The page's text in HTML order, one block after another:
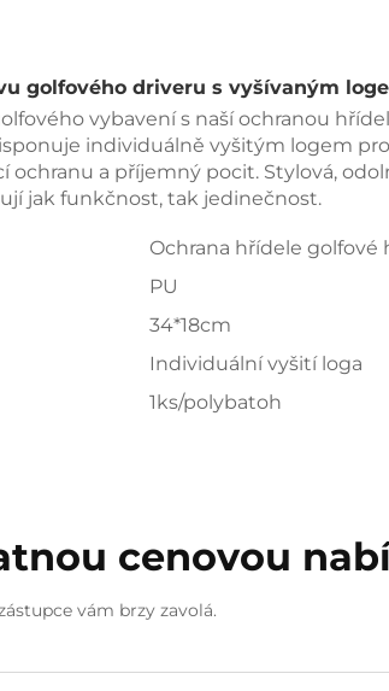
golfového driveru s vyšívaným
vybavení s naší ochranou
individuálně vyšitým logem
ochranu a příjemný pocit. Stylová,
jak funkčnost, tak jedinečnost.
Ochrana hřídele golfové
PU
34*18cm
Individuální vyšití loga
1ks/polybatoh
cenovou
vám brzy zavolá.